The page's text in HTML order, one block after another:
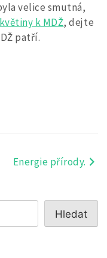
velice smutná,
květiny k MDŽ, dejte
patří.
Energie přírody.
Hledat